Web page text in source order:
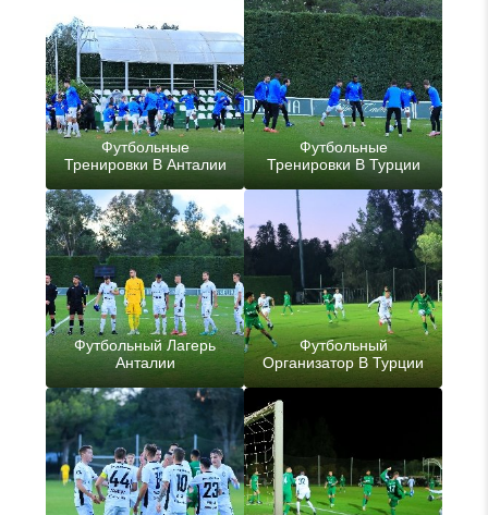
Футбольные
Тренировки В Анталии
Футбольные
Тренировки В Турции
Футбольный Лагерь
Анталии
Футбольный
Организатор В Турции